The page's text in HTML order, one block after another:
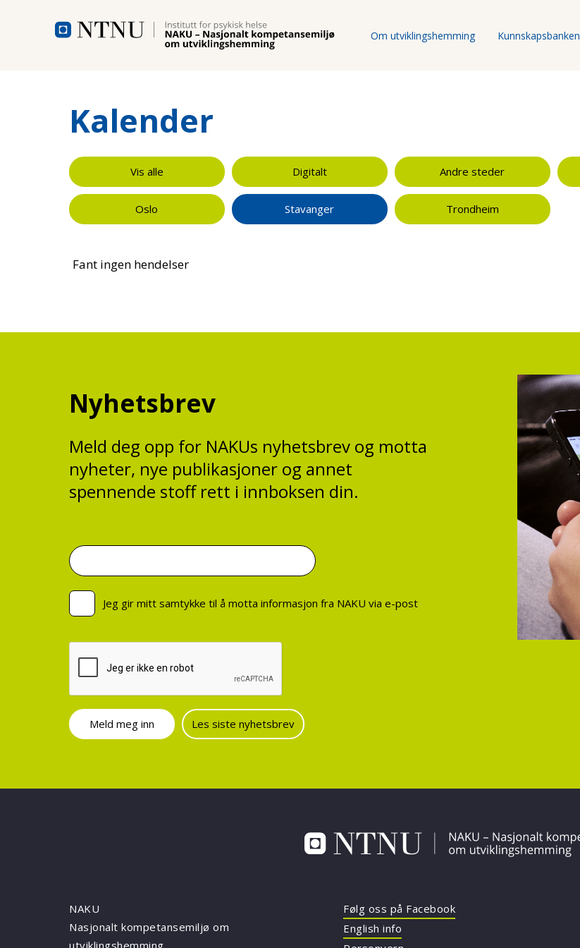
Om utviklingshemming Kunnskapsbanken
Kalender
Vis alle Digitalt Andre steder
Oslo Stavanger Trondheim
Fant ingen hendelser
Nyhetsbrev
Meld deg opp for NAKUs nyhetsbrev og motta
nyheter, nye publikasjoner og annet
spennende stoff rett i innboksen din.
Jeg gir mitt samtykke til å motta informasjon fra NAKU via e-post
Les siste nyhetsbrev
NAKU
Nasjonalt kompetansemiljø om
utviklingshemming
Følg oss på Facebook
English info